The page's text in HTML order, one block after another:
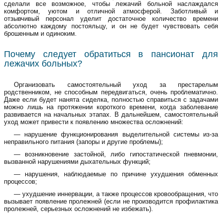
сделали все возможное, чтобы лежачий больнойнаслаждался
комфортом, уютом и отличной атмосферой. Заботливый и
отзывчивый персонал уделит достаточное количество времени
абсолютно каждому постояльцу, и он не будет чувствовать себя
брошенным и одиноким.
Почему следует обратиться в пансионат для
лежачих больных?
Организовать самостоятельный уход за престарелым
родственником, не способным передвигаться, очень проблематично.
Даже если будет нанята сиделка, полностью справиться с задачами
можно лишь на протяжении короткого времени, когда заболевание
развивается на начальных этапах. В дальнейшем, самостоятельный
уход может привести к появлению множества осложнений:
— нарушение функционирования выделительной системы из-за
неправильного питания (запоры и другие проблемы);
— возникновение застойной, либо гипостатической пневмонии,
вызванной нарушениями дыхательных функций;
— нарушения, наблюдаемые по причине ухудшения обменных
процессов;
— ухудшение иннервации, а также процессов кровообращения, что
вызывает появление пролежней (если не производится профилактика
пролежней , серьезных осложнений не избежать).